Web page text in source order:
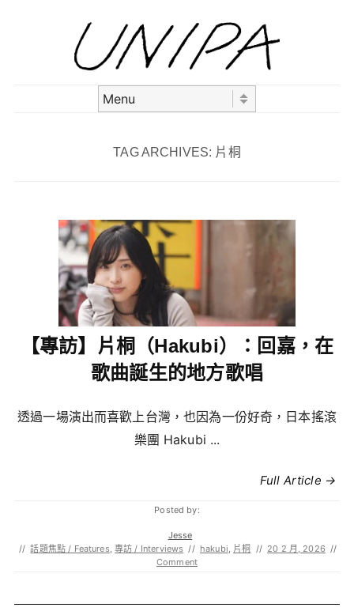
TAG ARCHIVES: 片桐
【專訪】片桐（Hakubi）：回嘉，在
歌曲誕生的地方歌唱
透過一場演出而喜歡上台灣，也因為一份好奇，日本搖滾
樂團 Hakubi ...
Full Article →
Posted by:
Jesse
// 話題焦點 / Features,專訪 / Interviews // hakubi, 片桐 // 20 2 月, 2026 //
Comment